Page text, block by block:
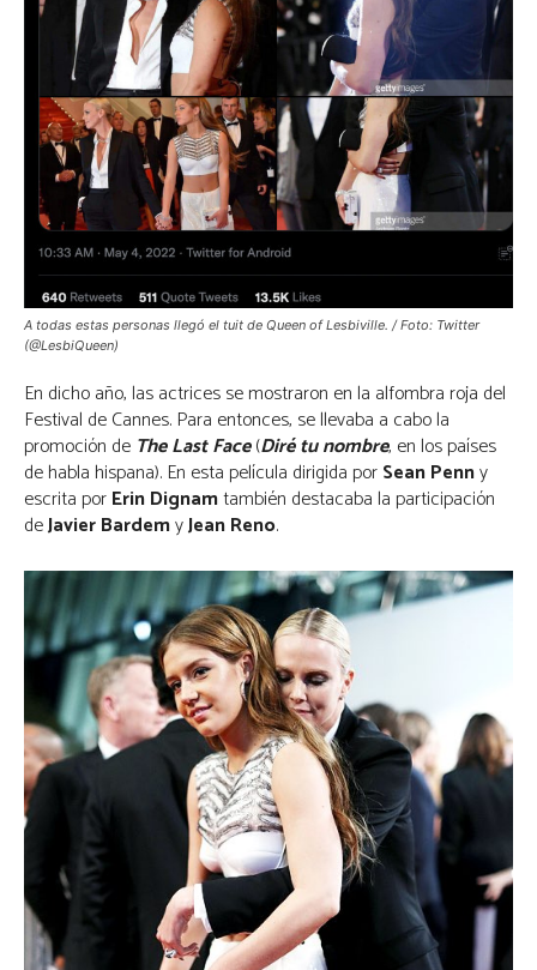
A todas estas personas llegó el tuit de Queen of Lesbiville. / Foto: Twitter
(@LesbiQueen)
En dicho año, las actrices se mostraron en la alfombra roja del
Festival de Cannes. Para entonces, se llevaba a cabo la
promoción de The Last Face(Diré tu nombre, en los países
de habla hispana). En esta película dirigida porSean Penny
escrita porErin Dignamtambién destacaba la participación
deJavier BardemyJean Reno.